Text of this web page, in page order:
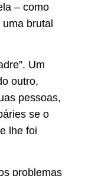
– como
brutal
Um
outro,
pessoas,
se o
lhe foi
problemas